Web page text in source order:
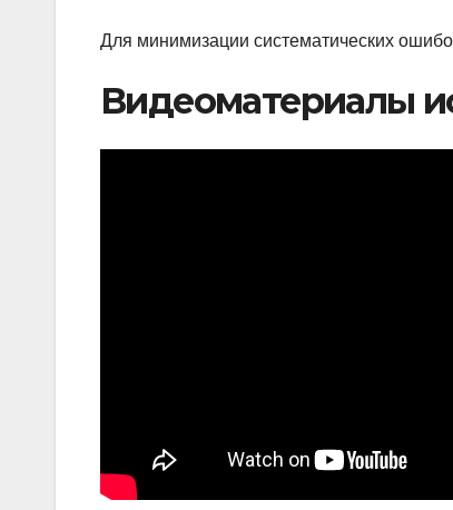
Для минимизации систематических
Видеоматериалы